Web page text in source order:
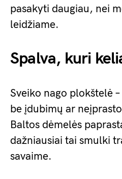
pasakyti daugiau, nei
leidžiame.
Spalva, kuri
Sveiko nago plokštelė
be įdubimų ar
Baltos dėmelės
dažniausiai tai smulki
savaime.